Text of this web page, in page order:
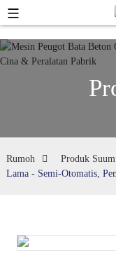
Rumoh Produk Suum
Lama - Semi-Otomatis,